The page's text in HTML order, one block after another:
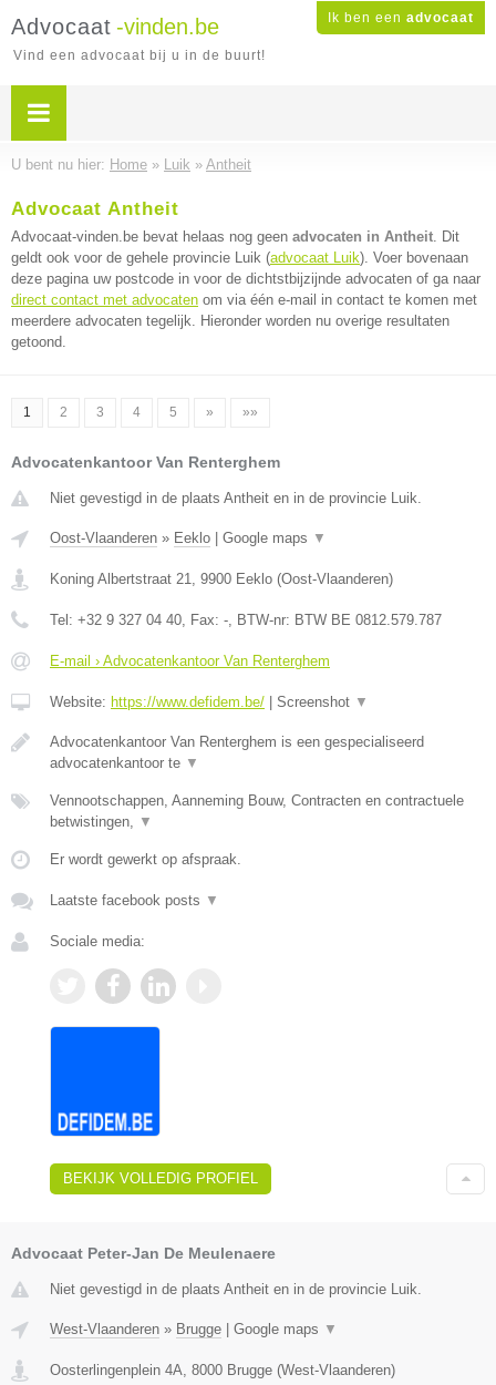
Ik ben een advocaat
Advocaat -vinden.be
Vind een advocaat bij u in de buurt!
U bent nu hier: Home » Luik » Antheit
Advocaat Antheit
Advocaat-vinden.be bevat helaas nog geen advocaten in Antheit. Dit
geldt ook voor de gehele provincie Luik (advocaat Luik). Voer bovenaan
deze pagina uw postcode in voor de dichtstbijzijnde advocaten of ga naar
direct contact met advocaten om via één e-mail in contact te komen met
meerdere advocaten tegelijk. Hieronder worden nu overige resultaten
getoond.
1 2 3 4 5 » »»
Advocatenkantoor Van Renterghem
Niet gevestigd in de plaats Antheit en in de provincie Luik.
Oost-Vlaanderen » Eeklo Google maps ▼
Koning Albertstraat 21, 9900 Eeklo (Oost-Vlaanderen)
Tel: +32 9 327 04 40, Fax: -, BTW-nr: BTW BE 0812.579.787
E-mail › Advocatenkantoor Van Renterghem
Website: https://www.defidem.be/ Screenshot ▼
Advocatenkantoor Van Renterghem is een gespecialiseerd
advocatenkantoor te ▼
Vennootschappen, Aanneming Bouw, Contracten en contractuele
betwistingen, ▼
Er wordt gewerkt op afspraak.
Laatste facebook posts ▼
Sociale media:
BEKIJK VOLLEDIG PROFIEL
Advocaat Peter-Jan De Meulenaere
Niet gevestigd in de plaats Antheit en in de provincie Luik.
West-Vlaanderen » Brugge Google maps ▼
Oosterlingenplein 4A, 8000 Brugge (West-Vlaanderen)